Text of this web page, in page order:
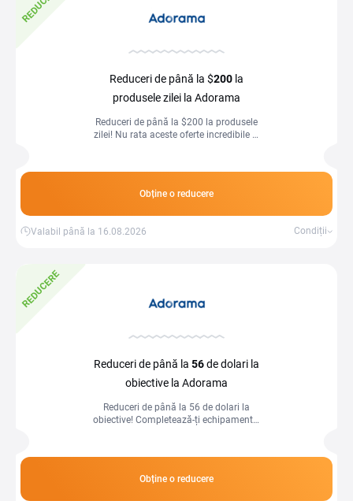
Reduceri de până la $200 la
produsele zilei la Adorama
Reduceri de până la $200 la produsele
zilei! Nu rata aceste oferte incredibile și
Obține o reducere
Valabil până la 16.08.2026 Condiții
REDUCERE
Reduceri de până la 56de dolari la
obiective la Adorama
Reduceri de până la 56 de dolari la
obiective! Completează-ți echipamentul
Obține o reducere